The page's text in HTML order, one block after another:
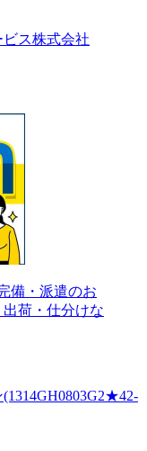
ス株式会社
備・派遣のお
荷・仕分けな